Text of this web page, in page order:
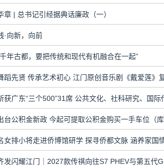
章 | 总书记引经据典话廉政（一）
·向新，向前
年古都，要把传统和现代有机融合在一起”
台公积金新政 今起可提取公积金购买一手车位（库
女排小将走进侨博馆研学 探寻侨都文脉 涵养家国